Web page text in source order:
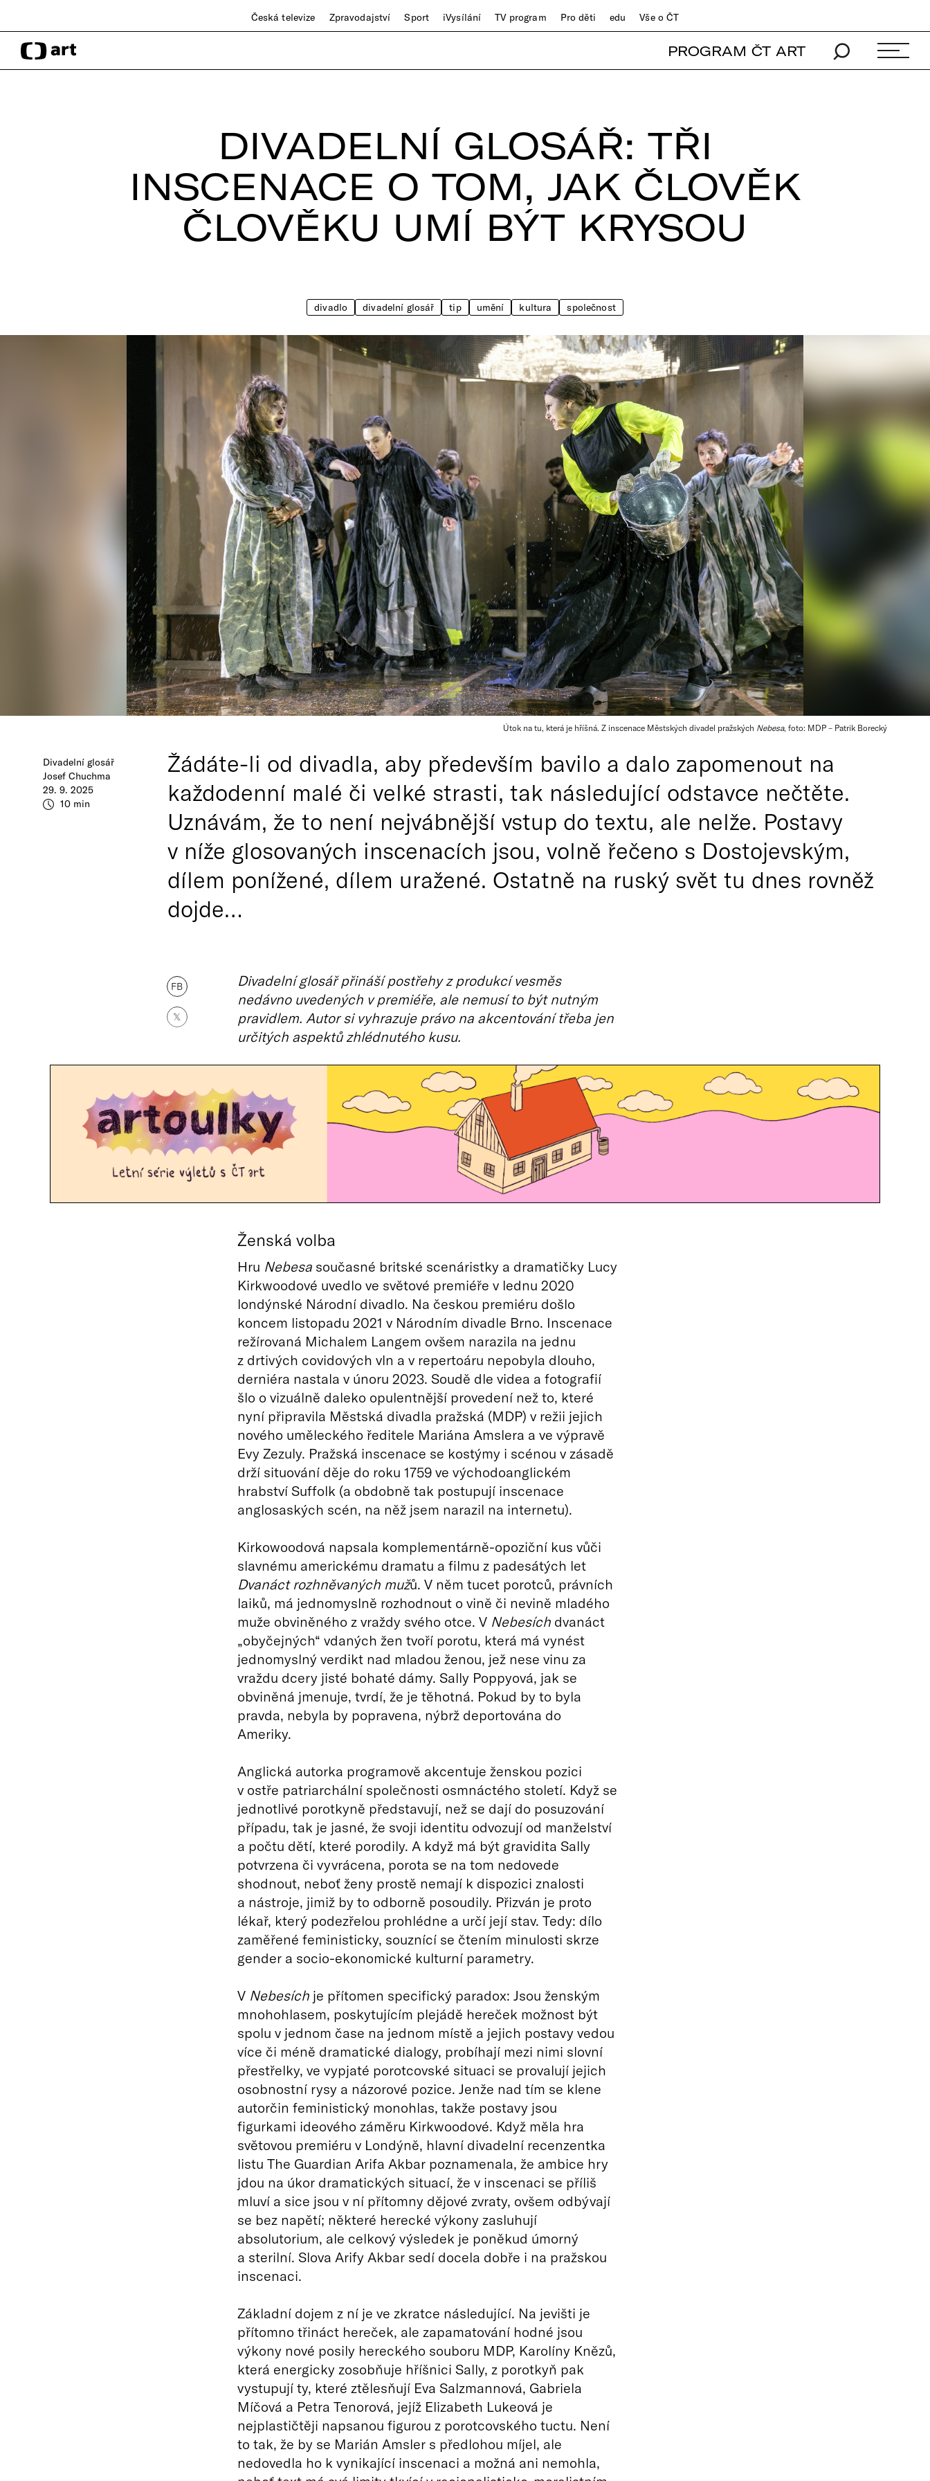
Česká televize Zpravodajství Sport iVysílání TV program Pro děti edu Vše o ČT
PROGRAM ČT ART
DIVADELNÍ GLOSÁŘ: TŘI
INSCENACE O TOM, JAK ČLOVĚK
ČLOVĚKU UMÍ BÝT KRYSOU
divadlo divadelní glosář tip umění kultura společnost
Útok na tu, která je hříšná. Z inscenace Městských divadel pražských Nebesa, foto: MDP – Patrik Borecký
Divadelní glosář
Josef Chuchma
29. 9. 2025
10 min
Žádáte-li od divadla, aby především bavilo a dalo zapomenout na
každodenní malé či velké strasti, tak následující odstavce nečtěte.
Uznávám, že to není nejvábnější vstup do textu, ale nelže. Postavy
v níže glosovaných inscenacích jsou, volně řečeno s Dostojevským,
dílem ponížené, dílem uražené. Ostatně na ruský svět tu dnes rovněž
dojde…
FB
𝕏
Divadelní glosář přináší postřehy z produkcí vesměs
nedávno uvedených v premiéře, ale nemusí to být nutným
pravidlem. Autor si vyhrazuje právo na akcentování třeba jen
určitých aspektů zhlédnutého kusu.
Ženská volba
Hru Nebesasoučasné britské scenáristky a dramatičky Lucy
Kirkwoodové uvedlo ve světové premiéře v lednu 2020
londýnské Národní divadlo. Na českou premiéru došlo
koncem listopadu 2021 v Národním divadle Brno. Inscenace
režírovaná Michalem Langem ovšem narazila na jednu
z drtivých covidových vln a v repertoáru nepobyla dlouho,
derniéra nastala v únoru 2023. Soudě dle videa a fotografií
šlo o vizuálně daleko opulentnější provedení než to, které
nyní připravila Městská divadla pražská (MDP) v režii jejich
nového uměleckého ředitele Mariána Amslera a ve výpravě
Evy Zezuly. Pražská inscenace se kostýmy i scénou v zásadě
drží situování děje do roku 1759 ve východoanglickém
hrabství Suffolk (a obdobně tak postupují inscenace
anglosaských scén, na něž jsem narazil na internetu).
Kirkowoodová napsala komplementárně-opoziční kus vůči
slavnému americkému dramatu a filmu z padesátých let
Dvanáct rozhněvaných mužů. V něm tucet porotců, právních
laiků, má jednomyslně rozhodnout o vině či nevině mladého
muže obviněného z vraždy svého otce. V Nebesíchdvanáct
„obyčejných“ vdaných žen tvoří porotu, která má vynést
jednomyslný verdikt nad mladou ženou, jež nese vinu za
vraždu dcery jisté bohaté dámy. Sally Poppyová, jak se
obviněná jmenuje, tvrdí, že je těhotná. Pokud by to byla
pravda, nebyla by popravena, nýbrž deportována do
Ameriky.
Anglická autorka programově akcentuje ženskou pozici
v ostře patriarchální společnosti osmnáctého století. Když se
jednotlivé porotkyně představují, než se dají do posuzování
případu, tak je jasné, že svoji identitu odvozují od manželství
a počtu dětí, které porodily. A když má být gravidita Sally
potvrzena či vyvrácena, porota se na tom nedovede
shodnout, neboť ženy prostě nemají k dispozici znalosti
a nástroje, jimiž by to odborně posoudily. Přizván je proto
lékař, který podezřelou prohlédne a určí její stav. Tedy: dílo
zaměřené feministicky, souznící se čtením minulosti skrze
gender a socio-ekonomické kulturní parametry.
V Nebesíchje přítomen specifický paradox: Jsou ženským
mnohohlasem, poskytujícím plejádě hereček možnost být
spolu v jednom čase na jednom místě a jejich postavy vedou
více či méně dramatické dialogy, probíhají mezi nimi slovní
přestřelky, ve vypjaté porotcovské situaci se provalují jejich
osobnostní rysy a názorové pozice. Jenže nad tím se klene
autorčin feministický monohlas, takže postavy jsou
figurkami ideového záměru Kirkwoodové. Když měla hra
světovou premiéru v Londýně, hlavní divadelní recenzentka
listu The Guardian Arifa Akbar poznamenala, že ambice hry
jdou na úkor dramatických situací, že v inscenaci se příliš
mluví a sice jsou v ní přítomny dějové zvraty, ovšem odbývají
se bez napětí; některé herecké výkony zasluhují
absolutorium, ale celkový výsledek je poněkud úmorný
a sterilní. Slova Arify Akbar sedí docela dobře i na pražskou
inscenaci.
Základní dojem z ní je ve zkratce následující. Na jevišti je
přítomno třináct hereček, ale zapamatování hodné jsou
výkony nové posily hereckého souboru MDP, Karolíny Knězů,
která energicky zosobňuje hříšnici Sally, z porotkyň pak
vystupují ty, které ztělesňují Eva Salzmannová, Gabriela
Míčová a Petra Tenorová, jejíž Elizabeth Lukeová je
nejplastičtěji napsanou figurou z porotcovského tuctu. Není
to tak, že by se Marián Amsler s předlohou míjel, ale
nedovedla ho k vynikající inscenaci a možná ani nemohla,